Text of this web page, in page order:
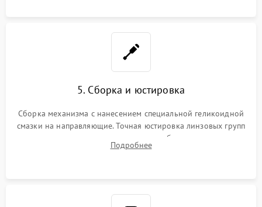
5. Сборка и юстировка
Сборка механизма с нанесением специальной геликоидной
смазки на направляющие. Точная юстировка линзовых групп
программным или механическим способом для устранения
бэк
Подробнее